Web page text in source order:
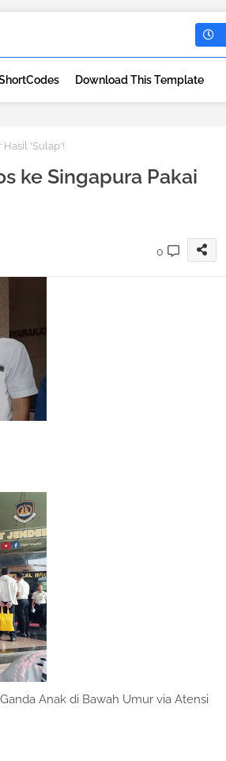
Download This Template
Hasil 'Sulap'!
ke Singapura Pakai
0
Anak di Bawah Umur via Atensi